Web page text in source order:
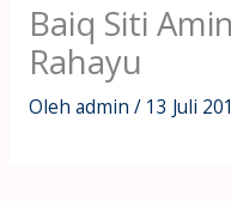
Baiq Siti
Rahayu
Oleh admin / 13 Juli